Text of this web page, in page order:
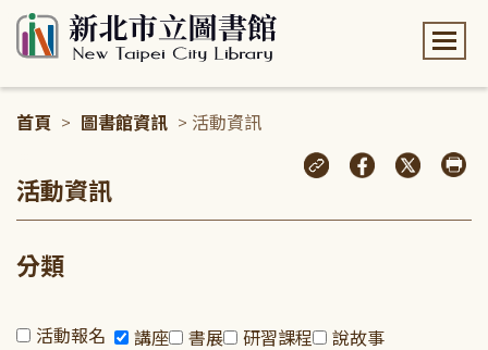
首頁 > 圖書館資訊 > 活動資訊
活動資訊
分類
活動報名 講座 書展 研習課程
說故事